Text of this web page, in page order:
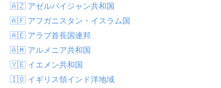
🇦🇿 アゼルバイジャン共和国
🇦🇫 アフガニスタン・イスラム国
🇦🇪 アラブ首長国連邦
🇦🇲 アルメニア共和国
🇾🇪 イエメン共和国
🇮🇴 イギリス領インド洋地域